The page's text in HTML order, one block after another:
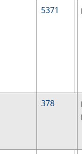
5371
378